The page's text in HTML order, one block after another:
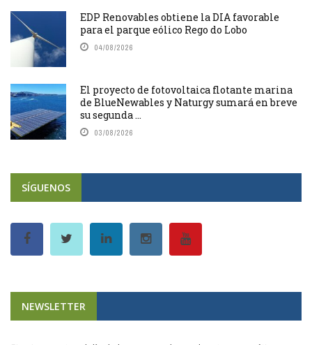
EDP Renovables obtiene la DIA favorable
para el parque eólico Rego do Lobo
04/08/2026
El proyecto de fotovoltaica flotante marina
de BlueNewables y Naturgy sumará en breve
su segunda ...
03/08/2026
SÍGUENOS
NEWSLETTER